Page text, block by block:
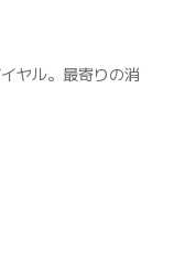
ヤル。最寄りの消